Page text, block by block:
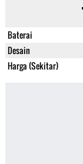
Baterai
Desain
Harga (Sekitar)